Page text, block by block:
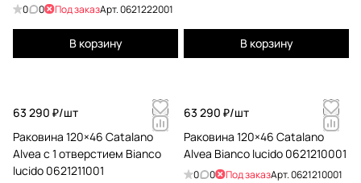
0 0 Под заказАрт.0621222001
В корзину В корзину
63 290 ₽/шт
Раковина 120×46 Catalano
Alvea с 1 отверстием Bianco
lucido 0621211001
63 290 ₽/шт
Раковина 120×46 Catalano
Alvea Bianco lucido 0621210001
0 0 Под заказАрт.0621210001